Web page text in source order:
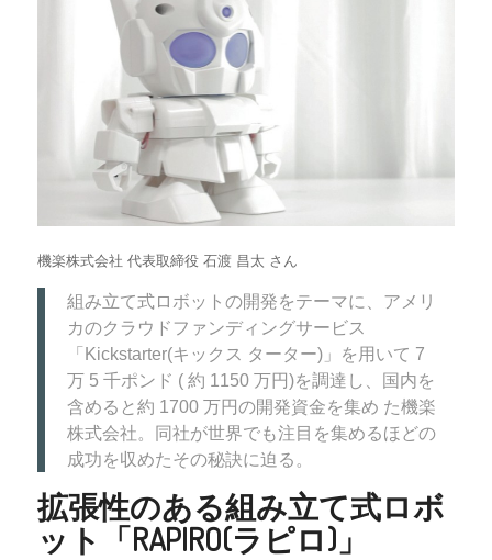
機楽株式会社 代表取締役 石渡 昌太 さん
組み立て式ロボットの開発をテーマに、アメリ
カのクラウドファンディングサービス
「Kickstarter(キックス ターター)」を用いて 7
万 5 千ポンド ( 約 1150 万円)を調達し、国内を
含めると約 1700 万円の開発資金を集め た機楽
株式会社。同社が世界でも注目を集めるほどの
成功を収めたその秘訣に迫る。
拡張性のある組み立て式ロボ
ット「RAPIRO(ラピロ)」